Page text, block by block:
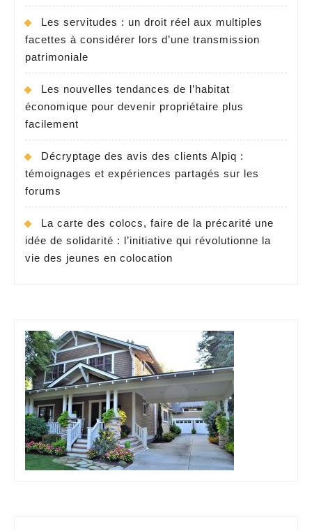
Les servitudes : un droit réel aux multiples
facettes à considérer lors d’une transmission
patrimoniale
Les nouvelles tendances de l’habitat
économique pour devenir propriétaire plus
facilement
Décryptage des avis des clients Alpiq :
témoignages et expériences partagés sur les
forums
La carte des colocs, faire de la précarité une
idée de solidarité : l’initiative qui révolutionne la
vie des jeunes en colocation